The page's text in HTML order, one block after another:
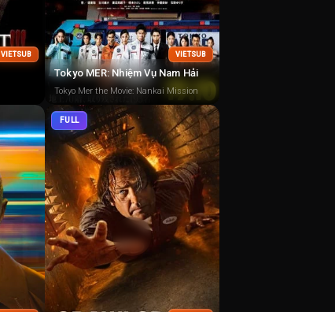
VIETSUB VIETSUB
Tokyo MER: Nhiệm Vụ Nam Hải
Tokyo Mer the Movie: Nankai Mission
FULL